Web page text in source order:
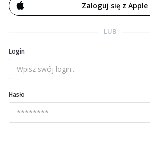
Zaloguj się z Apple
LUB
Login
Hasło